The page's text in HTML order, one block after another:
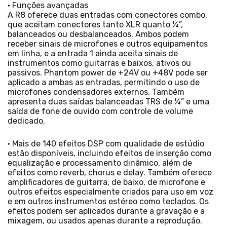
• Funções avançadas
A R8 oferece duas entradas com conectores combo,
que aceitam conectores tanto XLR quanto ¼”,
balanceados ou desbalanceados. Ambos podem
receber sinais de microfones e outros equipamentos
em linha, e a entrada 1 ainda aceita sinais de
instrumentos como guitarras e baixos, ativos ou
passivos. Phantom power de +24V ou +48V pode ser
aplicado a ambas as entradas, permitindo o uso de
microfones condensadores externos. Também
apresenta duas saídas balanceadas TRS de ¼” e uma
saída de fone de ouvido com controle de volume
dedicado.
• Mais de 140 efeitos DSP com qualidade de estúdio
estão disponíveis, incluindo efeitos de inserção como
equalização e processamento dinâmico, além de
efeitos como reverb, chorus e delay. Também oferece
amplificadores de guitarra, de baixo, de microfone e
outros efeitos especialmente criados para uso em voz
e em outros instrumentos estéreo como teclados. Os
efeitos podem ser aplicados durante a gravação e a
mixagem, ou usados apenas durante a reprodução.